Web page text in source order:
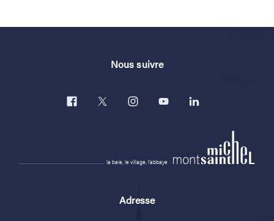
Nous suivre
la baie, le village, l'abbaye
Adresse